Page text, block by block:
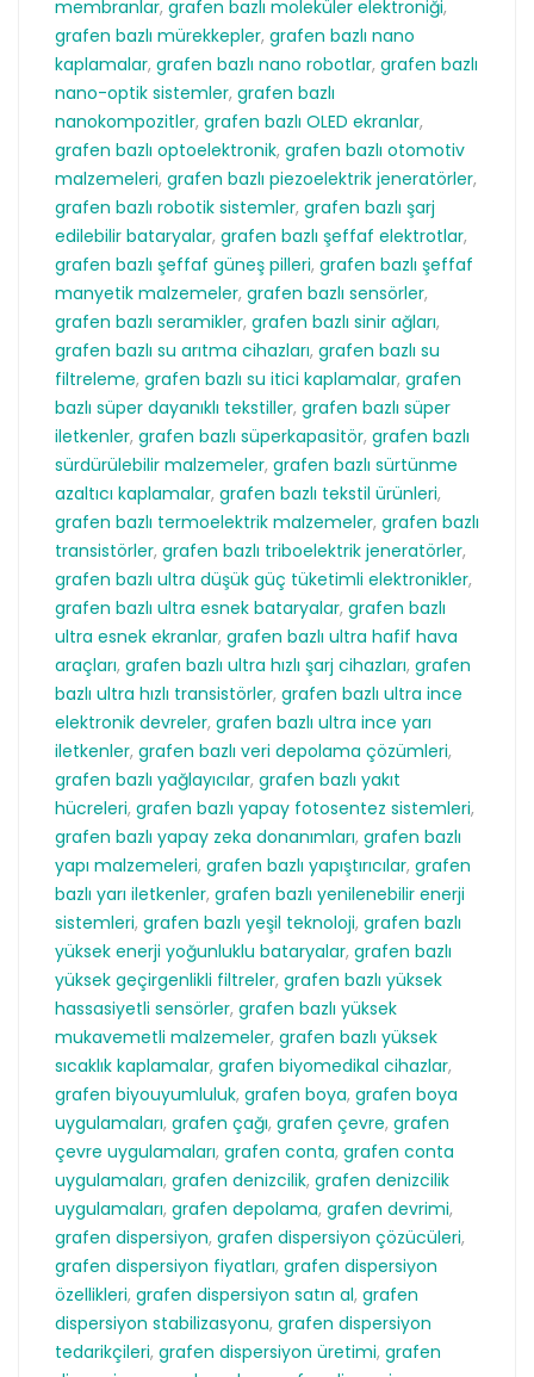
membranlar, grafen bazlı moleküler elektroniği,
grafen bazlı mürekkepler, grafen bazlı nano
kaplamalar, grafen bazlı nano robotlar, grafen bazlı
nano-optik sistemler, grafen bazlı
nanokompozitler, grafen bazlı OLED ekranlar,
grafen bazlı optoelektronik, grafen bazlı otomotiv
malzemeleri, grafen bazlı piezoelektrik jeneratörler,
grafen bazlı robotik sistemler, grafen bazlı şarj
edilebilir bataryalar, grafen bazlı şeffaf elektrotlar,
grafen bazlı şeffaf güneş pilleri, grafen bazlı şeffaf
manyetik malzemeler, grafen bazlı sensörler,
grafen bazlı seramikler, grafen bazlı sinir ağları,
grafen bazlı su arıtma cihazları, grafen bazlı su
filtreleme, grafen bazlı su itici kaplamalar, grafen
bazlı süper dayanıklı tekstiller, grafen bazlı süper
iletkenler, grafen bazlı süperkapasitör, grafen bazlı
sürdürülebilir malzemeler, grafen bazlı sürtünme
azaltıcı kaplamalar, grafen bazlı tekstil ürünleri,
grafen bazlı termoelektrik malzemeler, grafen bazlı
transistörler, grafen bazlı triboelektrik jeneratörler,
grafen bazlı ultra düşük güç tüketimli elektronikler,
grafen bazlı ultra esnek bataryalar, grafen bazlı
ultra esnek ekranlar, grafen bazlı ultra hafif hava
araçları, grafen bazlı ultra hızlı şarj cihazları, grafen
bazlı ultra hızlı transistörler, grafen bazlı ultra ince
elektronik devreler, grafen bazlı ultra ince yarı
iletkenler, grafen bazlı veri depolama çözümleri,
grafen bazlı yağlayıcılar, grafen bazlı yakıt
hücreleri, grafen bazlı yapay fotosentez sistemleri,
grafen bazlı yapay zeka donanımları, grafen bazlı
yapı malzemeleri, grafen bazlı yapıştırıcılar, grafen
bazlı yarı iletkenler, grafen bazlı yenilenebilir enerji
sistemleri, grafen bazlı yeşil teknoloji, grafen bazlı
yüksek enerji yoğunluklu bataryalar, grafen bazlı
yüksek geçirgenlikli filtreler, grafen bazlı yüksek
hassasiyetli sensörler, grafen bazlı yüksek
mukavemetli malzemeler, grafen bazlı yüksek
sıcaklık kaplamalar, grafen biyomedikal cihazlar,
grafen biyouyumluluk, grafen boya, grafen boya
uygulamaları, grafen çağı, grafen çevre, grafen
çevre uygulamaları, grafen conta, grafen conta
uygulamaları, grafen denizcilik, grafen denizcilik
uygulamaları, grafen depolama, grafen devrimi,
grafen dispersiyon, grafen dispersiyon çözücüleri,
grafen dispersiyon fiyatları, grafen dispersiyon
özellikleri, grafen dispersiyon satın al, grafen
dispersiyon stabilizasyonu, grafen dispersiyon
tedarikçileri, grafen dispersiyon üretimi, grafen